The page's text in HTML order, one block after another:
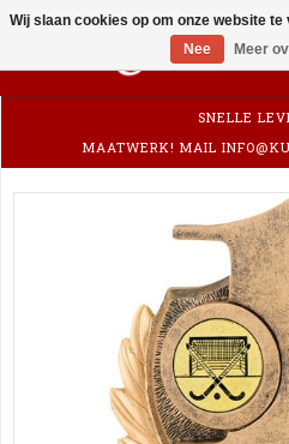
SNELLE
MAATWERK! MAIL
Wij slaan cookies op om onze website
Nee
Meer